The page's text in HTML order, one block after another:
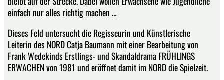
einfach nur alles richtig machen …
Dieses Feld untersucht die Regisseurin und Künstlerische
Leiterin des NORD Catja Baumann mit einer Bearbeitung von
Frank Wedekinds Erstlings- und Skandaldrama FRÜHLINGS
ERWACHEN von 1981 und eröffnet damit im NORD die Spielzeit.